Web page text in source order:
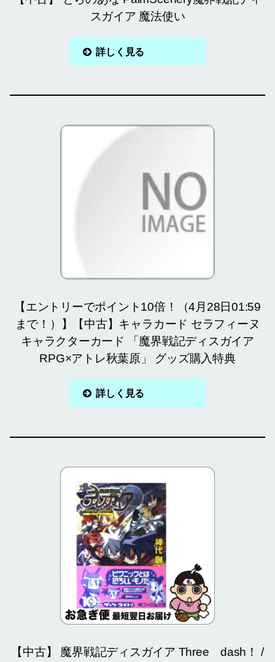
スガイア 魔法使い
詳しく見る
【エントリーでポイント10倍！（4月28日01:59
まで！）】【中古】キャラカード セラフィーヌ
キャラクターカード 「魔界戦記ディスガイア
RPG×アトレ秋葉原」 グッズ購入特典
詳しく見る
【中古】 魔界戦記ディスガイア Three dash！ /